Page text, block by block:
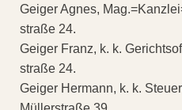
Geiger Agnes,
straße 24.
Geiger Franz, k. k.
straße 24.
Geiger Hermann, k. k.